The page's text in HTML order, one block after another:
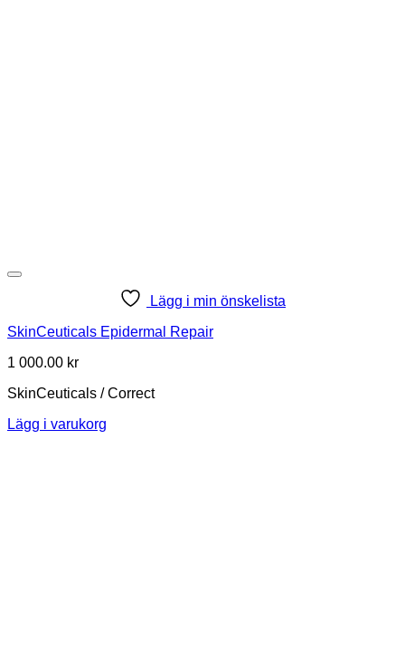
Lägg i min önskelista
SkinCeuticals Epidermal Repair
1 000.00 kr
SkinCeuticals / Correct
Lägg i varukorg